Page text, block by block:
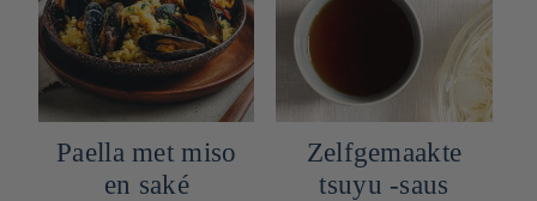
Paella met miso
en saké
Zelfgemaakte
tsuyu -saus